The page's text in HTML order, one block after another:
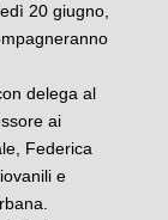
20 giugno,
delega al
ai
Federica
e